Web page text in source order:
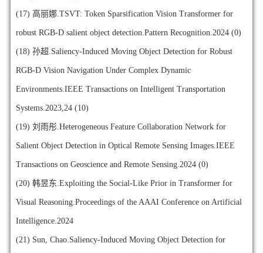
(17) 高丽娜.TSVT: Token Sparsification Vision Transformer for
robust RGB-D salient object detection.Pattern Recognition.2024 (0)
(18) 孙超.Saliency-Induced Moving Object Detection for Robust
RGB-D Vision Navigation Under Complex Dynamic
Environments.IEEE Transactions on Intelligent Transportation
Systems.2023,24 (10)
(19) 刘雨彤.Heterogeneous Feature Collaboration Network for
Salient Object Detection in Optical Remote Sensing Images.IEEE
Transactions on Geoscience and Remote Sensing.2024 (0)
(20) 韩昱东.Exploiting the Social-Like Prior in Transformer for
Visual Reasoning.Proceedings of the AAAI Conference on Artificial
Intelligence.2024
(21) Sun, Chao.Saliency-Induced Moving Object Detection for